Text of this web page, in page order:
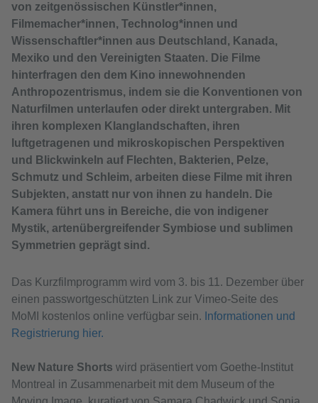
von zeitgenössischen Künstler*innen,
Filmemacher*innen, Technolog*innen und
Wissenschaftler*innen aus Deutschland, Kanada,
Mexiko und den Vereinigten Staaten. Die Filme
hinterfragen den dem Kino innewohnenden
Anthropozentrismus, indem sie die Konventionen von
Naturfilmen unterlaufen oder direkt untergraben. Mit
ihren komplexen Klanglandschaften, ihren
luftgetragenen und mikroskopischen Perspektiven
und Blickwinkeln auf Flechten, Bakterien, Pelze,
Schmutz und Schleim, arbeiten diese Filme mit ihren
Subjekten, anstatt nur von ihnen zu handeln. Die
Kamera führt uns in Bereiche, die von indigener
Mystik, artenübergreifender Symbiose und sublimen
Symmetrien geprägt sind.
Das Kurzfilmprogramm wird vom 3. bis 11. Dezember über
einen passwortgeschützten Link zur Vimeo-Seite des
MoMI kostenlos online verfügbar sein. Informationen und
Registrierung hier.
New Nature Shorts wird präsentiert vom Goethe-Institut
Montreal in Zusammenarbeit mit dem Museum of the